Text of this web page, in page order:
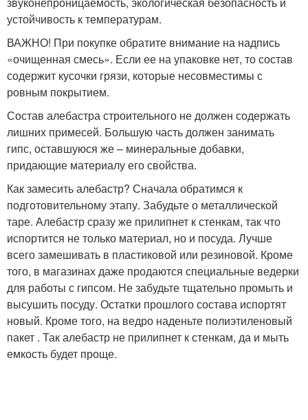
устойчивость к температурам.
ВАЖНО! При покупке обратите внимание на надпись
«очищенная смесь». Если ее на упаковке нет, то состав
содержит кусочки грязи, которые несовместимы с
ровным покрытием.
Состав алебастра строительного не должен содержать
лишних примесей. Большую часть должен занимать
гипс, оставшуюся же – минеральные добавки,
придающие материалу его свойства.
Как замесить алебастр? Сначала обратимся к
подготовительному этапу. Забудьте о металлической
таре. Алебастр сразу же прилипнет к стенкам, так что
испортится не только материал, но и посуда. Лучше
всего замешивать в пластиковой или резиновой. Кроме
того, в магазинах даже продаются специальные ведерки
для работы с гипсом. Не забудьте тщательно промыть и
высушить посуду. Остатки прошлого состава испортят
новый. Кроме того, на ведро наденьте полиэтиленовый
пакет . Так алебастр не прилипнет к стенкам, да и мыть
емкость будет проще.